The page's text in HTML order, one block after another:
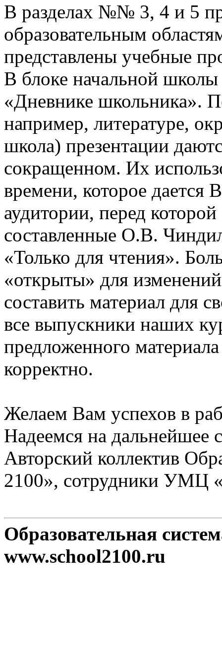
В разделах №№ 3, 4 и 5
образовательным
представлены учебные
В блоке начальной
«Дневнике школьника».
например, литературе,
школа) презентации
сокращенном. Их
времени, которое дается
аудитории, перед
составленные О.В.
«Только для чтения».
«открыты» для
составить материал для
все выпускники наших
предложенного
корректно.
Желаем Вам успехов в
Надеемся на дальнейшее
Авторский коллектив
2100», сотрудники УМЦ
Образовательная
www.school2100.ru